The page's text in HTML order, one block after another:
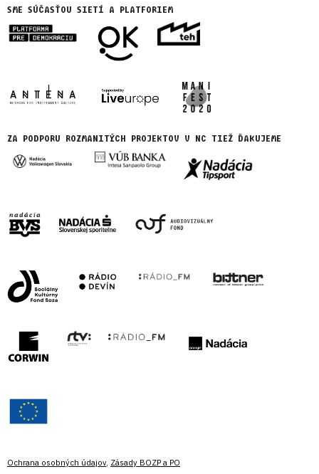
SME SÚČASŤOU SIETÍ A PLATFORIEM
ZA PODPORU ROZMANITÝCH PROJEKTOV V NC TIEŽ ĎAKUJEME
Ochrana osobných údajov, Zásady BOZP a PO